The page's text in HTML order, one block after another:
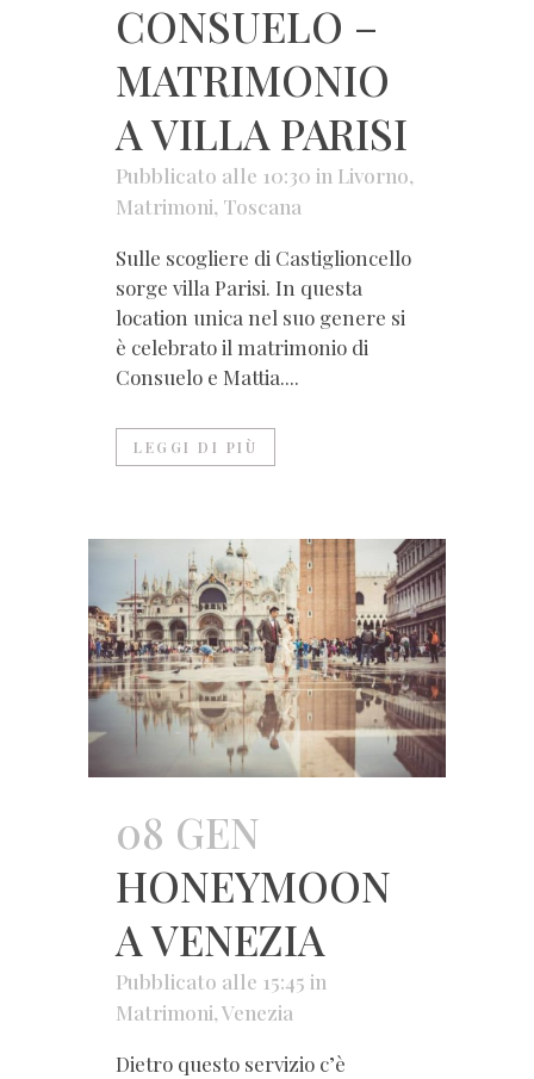
CONSUELO –
MATRIMONIO
A VILLA PARISI
Pubblicato alle 10:30 in Livorno,
Matrimoni, Toscana
Sulle scogliere di Castiglioncello
sorge villa Parisi. In questa
location unica nel suo genere si
è celebrato il matrimonio di
Consuelo e Mattia....
LEGGI DI PIÙ
08 GEN
HONEYMOON
A VENEZIA
Pubblicato alle 15:45 in
Matrimoni,Venezia
Dietro questo servizio c’è